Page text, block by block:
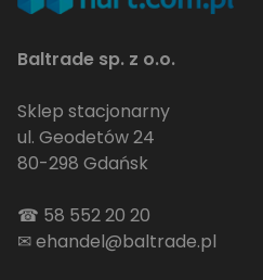
Baltrade sp. z o.o.
Sklep stacjonarny
ul. Geodetów 24
80-298 Gdańsk
☎ 58 552 20 20
✉ehandel@baltrade.pl